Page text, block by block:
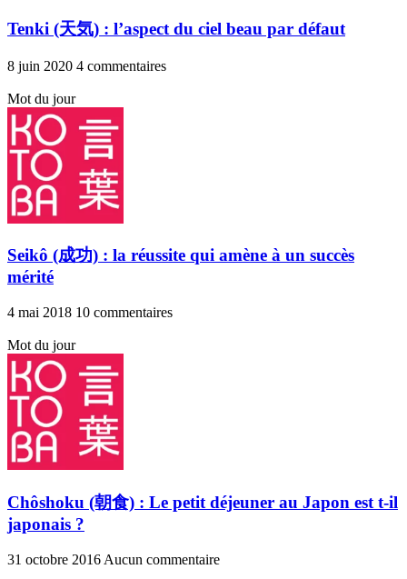
Tenki (天気) : l’aspect du ciel beau par défaut
8 juin 2020 4 commentaires
Mot du jour
Seikô (成功) : la réussite qui amène à un succès
mérité
4 mai 2018 10 commentaires
Mot du jour
Chôshoku (朝食) : Le petit déjeuner au Japon est t-il
japonais ?
31 octobre 2016 Aucun commentaire